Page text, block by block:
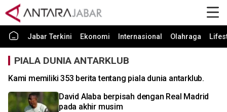
Jabar Terkini Ekonomi Internasional Olahraga
PIALA DUNIA ANTARKLUB
Kami memiliki 353 berita tentang piala dunia antarklub.
David Alaba berpisah dengan Real Madrid
pada akhir musim